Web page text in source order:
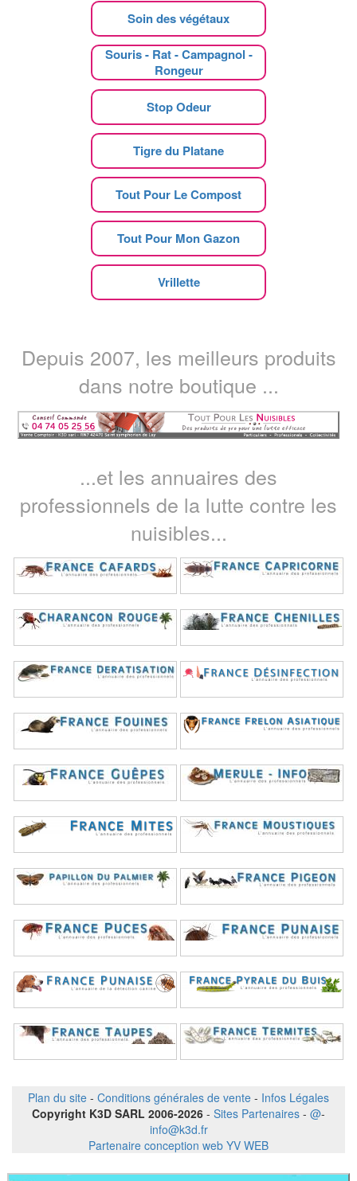
Soin des végétaux
Souris - Rat - Campagnol -
Rongeur
Stop Odeur
Tigre du Platane
Tout Pour Le Compost
Tout Pour Mon Gazon
Vrillette
Depuis 2007, les meilleurs produits
dans notre boutique ...
...et les annuaires des
professionnels de la lutte contre les
nuisibles...
Plan du site - Conditions générales de vente - Infos Légales
Copyright K3D SARL 2006-2026 - Sites Partenaires - @-
info@k3d.fr
Partenaire conception web YV WEB